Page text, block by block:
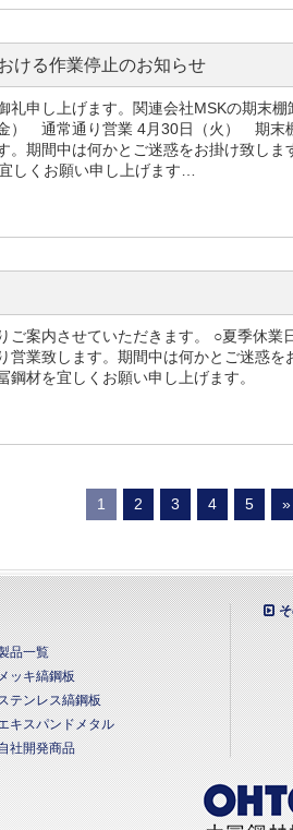
ける作業停止のお知らせ
礼申し上げます。関連会社MSKの期末
） 通常通り営業 4月30日（火） 期末
。期間中は何かとご迷惑をお掛け致し
しくお願い申し上げます…
ご案内させていただきます。 ○夏季休業
営業致します。期間中は何かとご迷惑
鋼材を宜しくお願い申し上げます。
1 2 3 4 5 »
品一覧
ッキ縞鋼板
テンレス縞鋼板
キスパンドメタル
社開発商品